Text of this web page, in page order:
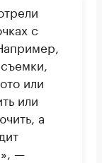
с
или
или
а
—